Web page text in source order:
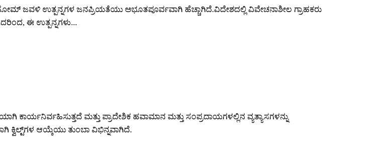
ಜವಳಿ ಉತ್ಪನ್ನಗಳ ಜನಪ್ರಿಯತೆಯು ಅಭೂತಪೂರ್ವವಾಗಿ ಹೆಚ್ಚಾಗಿದೆ.ವಿದೇಶದಲ್ಲಿ ವಿವೇಚನಾಶೀಲ ಗ್ರಾಹಕರು
ಈ ಉತ್ಪನ್ನಗಳು...
ಕಾರ್ಯನಿರ್ವಹಿಸುತ್ತದೆ ಮತ್ತು ಪ್ರಾದೇಶಿಕ ಹವಾಮಾನ ಮತ್ತು ಸಂಪ್ರದಾಯಗಳಲ್ಲಿನ ವ್ಯತ್ಯಾಸಗಳನ್ನು
ಕ್ವಿಲ್ಟ್‌ಗಳ ಆಯ್ಕೆಯು ತುಂಬಾ ವಿಭಿನ್ನವಾಗಿದೆ.